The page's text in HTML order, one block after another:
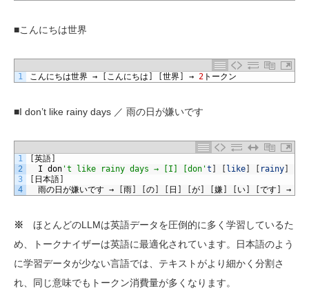
■こんにちは世界
1 こんにちは世界 → [ こんにちは ] [世界] → 2 トークン
■I don’t like rainy days ／ 雨の日が嫌いです
1
2
3
4
[英語]
I don 't like rainy days → [I] [don't ] [like] [ rainy]
[ 日本語]
雨の日が嫌いです → [雨] [の] [ 日 ] [が] [嫌] [い] [です] →
※ ほとんどのLLMは英語データを圧倒的に多く学習しているた
め、トークナイザーは英語に最適化されています。日本語のよう
に学習データが少ない言語では、テキストがより細かく分割さ
れ、同じ意味でもトークン消費量が多くなります。